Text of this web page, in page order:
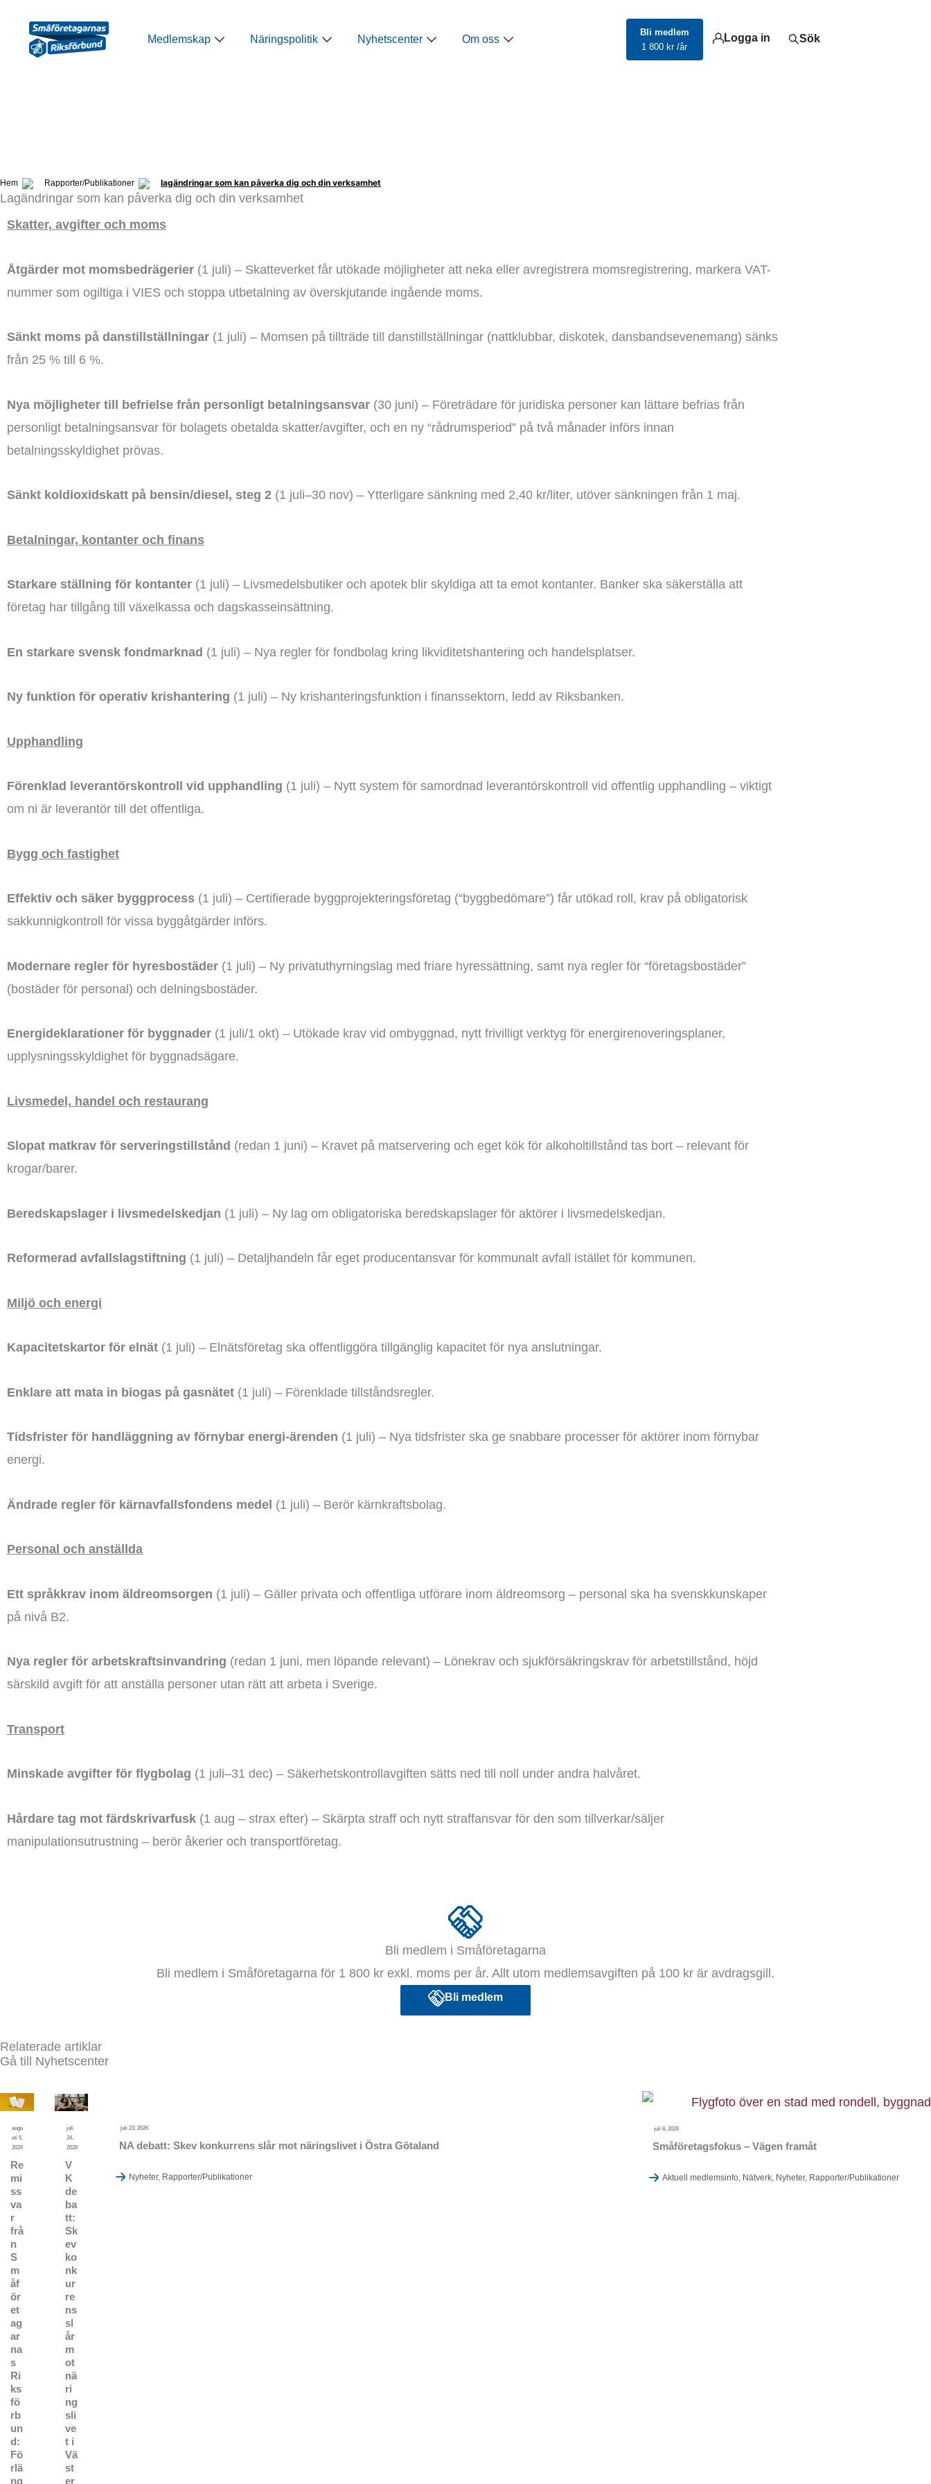
innehåll
Medlemskap Öppna Medlemskap
Näringspolitik Öppna Näringspolitik
Nyhetscenter Öppna Nyhetscenter
Om oss Öppna Om oss
Bli medlem
1 800 kr /år
Logga in Sök
Hem Rapporter/Publikationer lagändringar som kan påverka dig och din verksamhet
Lagändringar som kan påverka dig och din verksamhet
Skatter, avgifter och moms
Åtgärder mot momsbedrägerier (1 juli) – Skatteverket får utökade möjligheter att neka eller avregistrera momsregistrering, markera VAT-
nummer som ogiltiga i VIES och stoppa utbetalning av överskjutande ingående moms.
Sänkt moms på danstillställningar (1 juli) – Momsen på tillträde till danstillställningar (nattklubbar, diskotek, dansbandsevenemang) sänks
från 25 % till 6 %.
Nya möjligheter till befrielse från personligt betalningsansvar (30 juni) – Företrädare för juridiska personer kan lättare befrias från
personligt betalningsansvar för bolagets obetalda skatter/avgifter, och en ny “rådrumsperiod” på två månader införs innan
betalningsskyldighet prövas.
Sänkt koldioxidskatt på bensin/diesel, steg 2 (1 juli–30 nov) – Ytterligare sänkning med 2,40 kr/liter, utöver sänkningen från 1 maj.
Betalningar, kontanter och finans
Starkare ställning för kontanter (1 juli) – Livsmedelsbutiker och apotek blir skyldiga att ta emot kontanter. Banker ska säkerställa att
företag har tillgång till växelkassa och dagskasseinsättning.
En starkare svensk fondmarknad (1 juli) – Nya regler för fondbolag kring likviditetshantering och handelsplatser.
Ny funktion för operativ krishantering (1 juli) – Ny krishanteringsfunktion i finanssektorn, ledd av Riksbanken.
Upphandling
Förenklad leverantörskontroll vid upphandling (1 juli) – Nytt system för samordnad leverantörskontroll vid offentlig upphandling – viktigt
om ni är leverantör till det offentliga.
Bygg och fastighet
Effektiv och säker byggprocess (1 juli) – Certifierade byggprojekteringsföretag (“byggbedömare”) får utökad roll, krav på obligatorisk
sakkunnigkontroll för vissa byggåtgärder införs.
Modernare regler för hyresbostäder (1 juli) – Ny privatuthyrningslag med friare hyressättning, samt nya regler för “företagsbostäder”
(bostäder för personal) och delningsbostäder.
Energideklarationer för byggnader (1 juli/1 okt) – Utökade krav vid ombyggnad, nytt frivilligt verktyg för energirenoveringsplaner,
upplysningsskyldighet för byggnadsägare.
Livsmedel, handel och restaurang
Slopat matkrav för serveringstillstånd (redan 1 juni) – Kravet på matservering och eget kök för alkoholtillstånd tas bort – relevant för
krogar/barer.
Beredskapslager i livsmedelskedjan (1 juli) – Ny lag om obligatoriska beredskapslager för aktörer i livsmedelskedjan.
Reformerad avfallslagstiftning (1 juli) – Detaljhandeln får eget producentansvar för kommunalt avfall istället för kommunen.
Miljö och energi
Kapacitetskartor för elnät (1 juli) – Elnätsföretag ska offentliggöra tillgänglig kapacitet för nya anslutningar.
Enklare att mata in biogas på gasnätet (1 juli) – Förenklade tillståndsregler.
Tidsfrister för handläggning av förnybar energi-ärenden (1 juli) – Nya tidsfrister ska ge snabbare processer för aktörer inom förnybar
energi.
Ändrade regler för kärnavfallsfondens medel (1 juli) – Berör kärnkraftsbolag.
Personal och anställda
Ett språkkrav inom äldreomsorgen (1 juli) – Gäller privata och offentliga utförare inom äldreomsorg – personal ska ha svenskkunskaper
på nivå B2.
Nya regler för arbetskraftsinvandring (redan 1 juni, men löpande relevant) – Lönekrav och sjukförsäkringskrav för arbetstillstånd, höjd
särskild avgift för att anställa personer utan rätt att arbeta i Sverige.
Transport
Minskade avgifter för flygbolag (1 juli–31 dec) – Säkerhetskontrollavgiften sätts ned till noll under andra halvåret.
Hårdare tag mot färdskrivarfusk (1 aug – strax efter) – Skärpta straff och nytt straffansvar för den som tillverkar/säljer
manipulationsutrustning – berör åkerier och transportföretag.
Bli medlem i Småföretagarna
Bli medlem i Småföretagarna för 1 800 kr exkl. moms per år. Allt utom medlemsavgiften på 100 kr är avdragsgill.
Bli medlem
Relaterade artiklar
Gå till Nyhetscenter
augu
sti 5,
2026
Re
mi
ss
va
r
frå
n
S
m
åf
ör
et
ag
ar
na
s
Ri
ks
fö
rb
un
d:
Fö
rlä
ng
juli
24,
2026
V
K
de
ba
tt:
Sk
ev
ko
nk
ur
re
ns
sl
år
m
ot
nä
ri
ng
sli
ve
t i
Vä
st
er
juli 23, 2026
NA debatt: Skev konkurrens slår mot näringslivet i Östra Götaland
Nyheter, Rapporter/Publikationer
juli 8, 2026
Småföretagsfokus – Vägen framåt
Aktuell medlemsinfo Nätverk Nyheter, Rapporter/Publikationer